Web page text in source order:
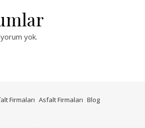
yok.
Firmaları Asfalt Firmaları Blog